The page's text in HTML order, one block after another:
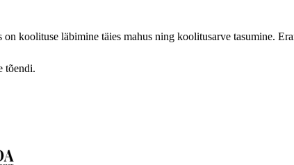
on koolituse läbimine täies mahus ning koolitusarve tasumine.
tõendi.